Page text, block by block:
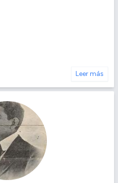
Leer más